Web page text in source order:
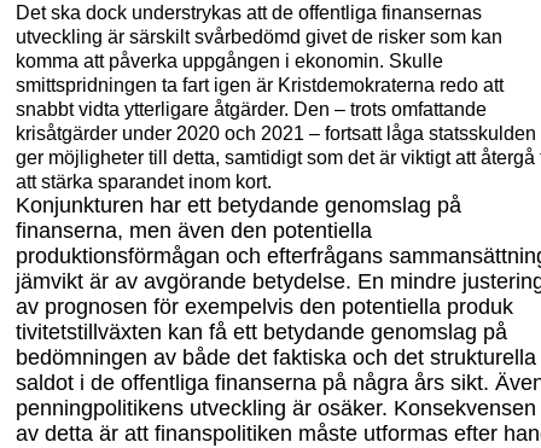
Det ska dock understrykas att de offentliga finansernas
utveckling är särskilt svårbedömd givet de risker som kan
komma att påverka uppgången i ekonomin. Skulle
smittspridningen ta fart igen är Kristdemokraterna redo att
snabbt vidta ytterligare åtgärder. Den – trots omfattande
krisåtgärder under 2020 och 2021 – fortsatt låga statsskulden
ger möjligheter till detta, samtidigt som det är viktigt att återgå
att stärka sparandet inom kort.
Konjunkturen har ett betydande genomslag på
finanserna, men även den potentiella
produktionsförmågan och efterfrågans
jämvikt är av avgörande betydelse. En mindre
av prognosen för exempelvis den potentiella produk
tivitetstillväxten kan få ett betydande genomslag på
bedömningen av både det faktiska och det strukturella
saldot i de offentliga finanserna på några års sikt.
penningpolitikens utveckling är osäker. Konsekvensen
av detta är att finanspolitiken måste utformas efter